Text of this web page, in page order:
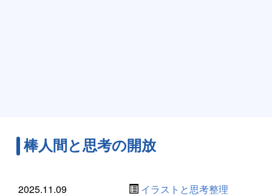
棒人間と思考の開放
2025.11.09 イラストと思考整理